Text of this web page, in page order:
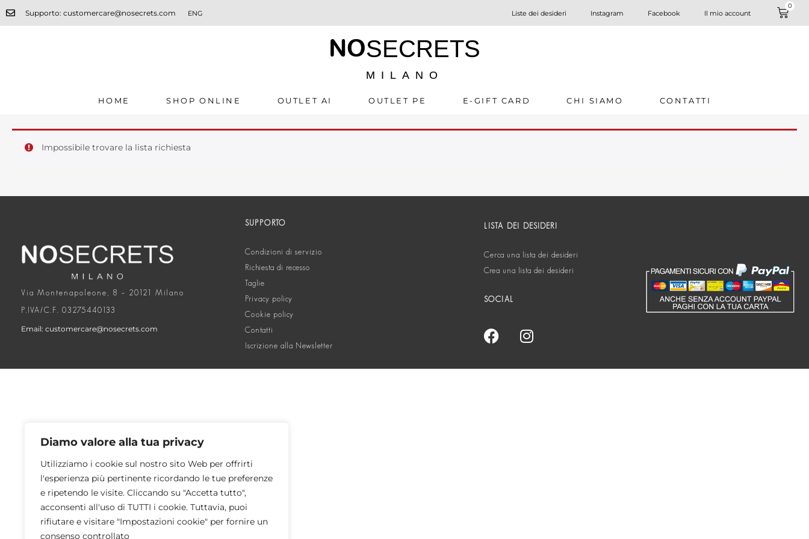
Diamo valore alla tua privacy
Utilizziamo i cookie sul nostro sito Web per offrirti
l'esperienza più pertinente ricordando le tue preferenze
e ripetendo le visite. Cliccando su "Accetta tutto",
acconsenti all'uso di TUTTI i cookie. Tuttavia, puoi
rifiutare e visitare "Impostazioni cookie" per fornire un
consenso controllato
Supporto: customercare@nosecrets.com ENG Liste dei desideri Instagram Facebook Il mio account
0
NOSECRETS
MILANO
HOME SHOP ONLINE OUTLET AI OUTLET PE E-GIFT CARD CHI SIAMO CONTATTI
Impossibile trovare la lista richiesta
Via Montenapoleone, 8 – 20121 Milano
P.IVA/C.F. 03275440133
Email: customercare@nosecrets.com
SUPPORTO
Condizioni di servizio
Richiesta di recesso
Taglie
Privacy policy
Cookie policy
Contatti
Iscrizione alla Newsletter
LISTA DEI DESIDERI
Cerca una lista dei desideri
Crea una lista dei desideri
SOCIAL